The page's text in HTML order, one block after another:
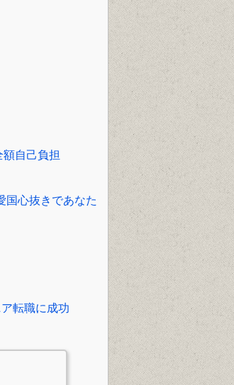
自己負担
国心抜きであなた
転職に成功